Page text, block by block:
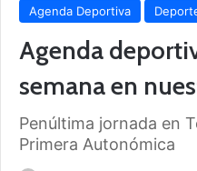
Agenda Deportiva
Agenda
semana en
Penúltima jornada en
Primera Autonómica